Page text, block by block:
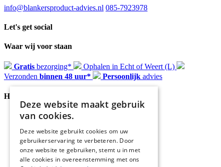
info@blankersproduct-advies.nl 085-7923978
Let's get social
Waar wij voor staan
Gratis bezorging*
Ophalen in Echt of Weert (L)
Verzonden binnen 48 uur* Persoonlijk advies
Handige Links
Home
Over ons
Blog
Privacyverklaring
Retour- en terugbetalingsbeleid
Deze website maakt gebruik
van cookies.
Deze website gebruikt cookies om uw
gebruikerservaring te verbeteren. Door
onze website te gebruiken, stemt u in met
alle cookies in overeenstemming met ons